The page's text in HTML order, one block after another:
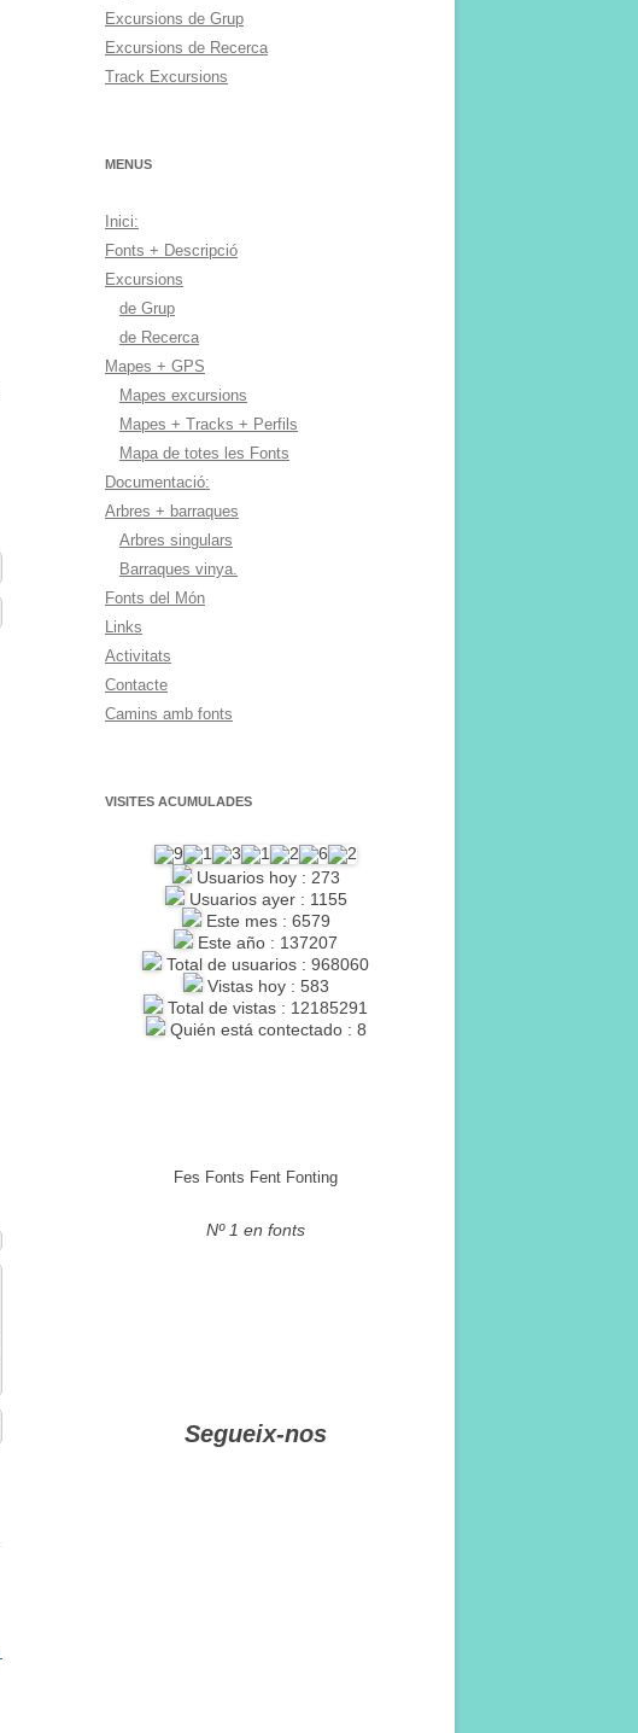
Excursions de Grup
Excursions de Recerca
Track Excursions
MENUS
Inici:
Fonts + Descripció
Excursions
de Grup
de Recerca
Mapes + GPS
Mapes excursions
Mapes + Tracks + Perfils
Mapa de totes les Fonts
Documentació:
Arbres + barraques
Arbres singulars
Barraques vinya.
Fonts del Món
Links
Activitats
Contacte
Camins amb fonts
VISITES ACUMULADES
Usuarios hoy : 273
Usuarios ayer : 1155
Este mes : 6579
Este año : 137207
Total de usuarios : 968060
Vistas hoy : 583
Total de vistas : 12185291
Quién está contectado : 8
Fes Fonts Fent Fonting
Nº 1 en fonts
Segueix-nos